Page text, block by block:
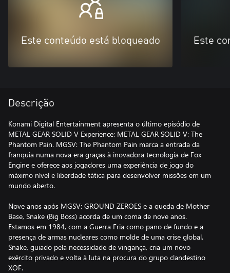
Este conteúdo está bloqueado Este
Descrição
Konami Digital Entertainment apresenta o último episódio de
METAL GEAR SOLID V Experience: METAL GEAR SOLID V: The
Phantom Pain. MGSV: The Phantom Pain marca a entrada da
franquia numa nova era graças à inovadora tecnologia de Fox
Engine e oferece aos jogadores uma experiência de jogo do
máximo nível e liberdade tática para desenvolver missões em um
mundo aberto.
Nove anos após MGSV: GROUND ZEROES e a queda de Mother
Base, Snake (Big Boss) acorda de um coma de nove anos.
Estamos em 1984, com a Guerra Fria como pano de fundo e a
presença de armas nucleares como molde de uma crise global.
Snake, guiado pela necessidade de vingança, cria um novo
exército privado e volta à luta na procura do grupo clandestino
XOF.